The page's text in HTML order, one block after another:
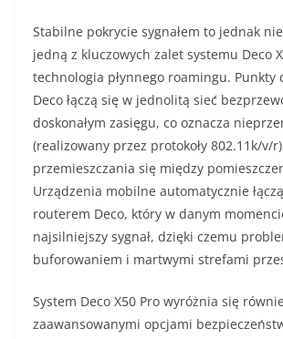
Stabilne pokrycie sygnałem to jednak
jedną z kluczowych zalet systemu Deco
technologia płynnego roamingu. Punkty
Deco łączą się w jednolitą sieć
doskonałym zasięgu, co oznacza
(realizowany przez protokoły 802.11k/v/
przemieszczania się między
Urządzenia mobilne automatycznie
routerem Deco, który w danym
najsilniejszy sygnał, dzięki czemu
buforowaniem i martwymi strefami
System Deco X50 Pro wyróżnia się
zaawansowanymi opcjami